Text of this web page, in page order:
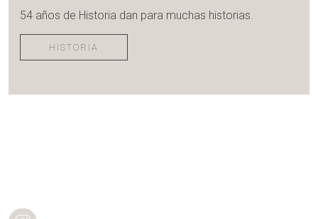
54 años de Historia dan para muchas historias.
HISTORIA